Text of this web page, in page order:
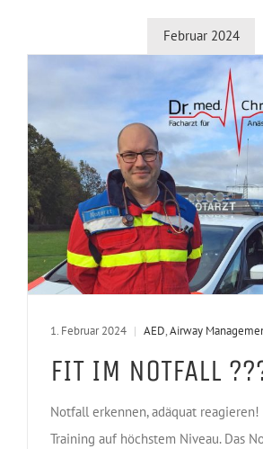
Februar 2024
1. Februar 2024 | AED,Airway
FIT IM NOTFALL
Notfall erkennen, adäquat
Training auf höchstem Niveau. Das